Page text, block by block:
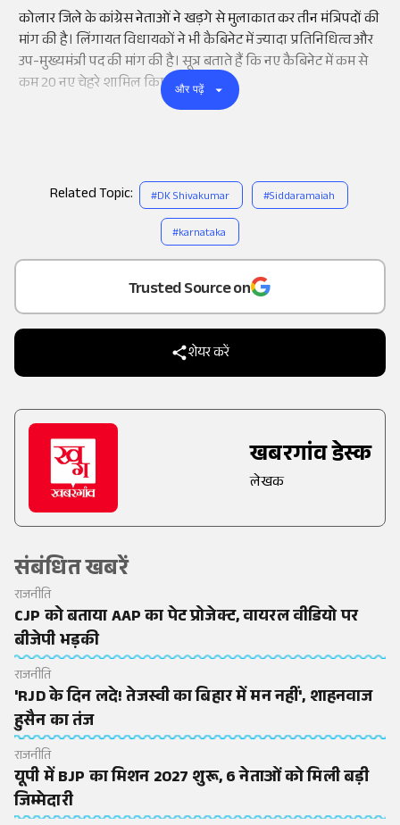
Add
as a
Trusted Source on
शेयर करें
खबरगांव डेस्क
लेखक
संबंधित खबरें
राजनीति
CJP को बताया AAP का पेट प्रोजेक्ट, वायरल वीडियो पर
बीजेपी भड़की
राजनीति
'RJD के दिन लदे! तेजस्वी का बिहार में मन नहीं', शाहनवाज
हुसैन का तंज
राजनीति
यूपी में BJP का मिशन 2027 शुरू, 6 नेताओं को मिली बड़ी
जिम्मेदारी
कोलार जिले के कांग्रेस नेताओं ने खड़गे से मुलाकात कर तीन मंत्रिपदों की
मांग की है। लिंगायत विधायकों ने भी कैबिनेट में ज्यादा प्रतिनिधित्व और
उप-मुख्यमंत्री पद की मांग की है। सूत्र बताते हैं कि नए कैबिनेट में कम से
कम 20 नए चेहरे शामिल किए जा सकते हैं।
और पढ़ें
Related Topic: #DK Shivakumar #Siddaramaiah
#karnataka